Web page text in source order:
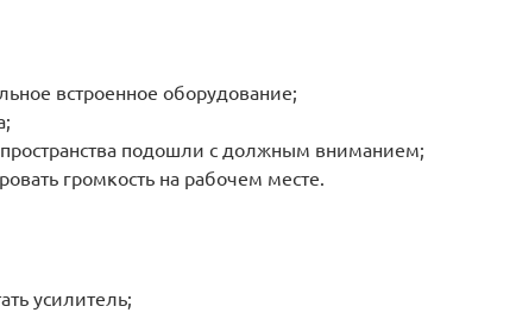
встроенное оборудование;
пространства подошли с должным вниманием;
громкость на рабочем месте.
усилитель;